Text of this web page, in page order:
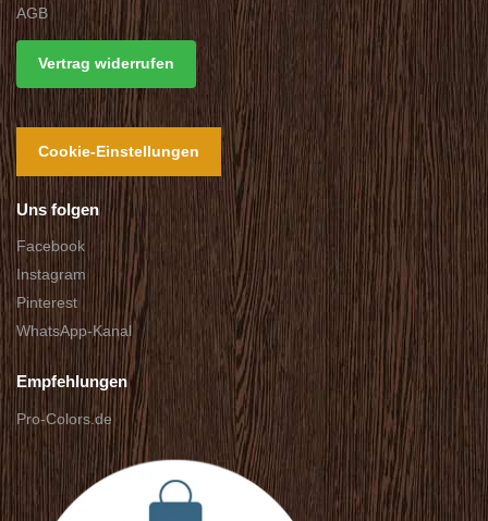
AGB
Vertrag widerrufen
Cookie-Einstellungen
Uns folgen
Facebook
Instagram
Pinterest
WhatsApp-Kanal
Empfehlungen
Pro-Colors.de